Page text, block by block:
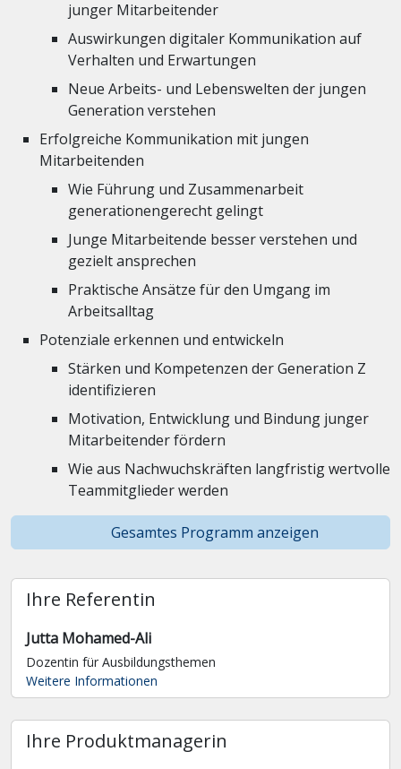
junger Mitarbeitender
Auswirkungen digitaler Kommunikation auf
Verhalten und Erwartungen
Neue Arbeits- und Lebenswelten der jungen
Generation verstehen
Erfolgreiche Kommunikation mit jungen
Mitarbeitenden
Wie Führung und Zusammenarbeit
generationengerecht gelingt
Junge Mitarbeitende besser verstehen und
gezielt ansprechen
Praktische Ansätze für den Umgang im
Arbeitsalltag
Potenziale erkennen und entwickeln
Stärken und Kompetenzen der Generation Z
identifizieren
Motivation, Entwicklung und Bindung junger
Mitarbeitender fördern
Wie aus Nachwuchskräften langfristig wertvolle
Teammitglieder werden
Gesamtes Programm anzeigen
Ihre Referentin
Jutta Mohamed-Ali
Dozentin für Ausbildungsthemen
Weitere Informationen
Ihre Produktmanagerin